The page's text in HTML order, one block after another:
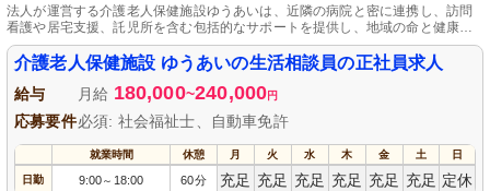
法人が運営する介護老人保健施設ゆうあいは、近隣の病院と密に連携し、訪問
看護や居宅支援、託児所を含む包括的なサポートを提供し、地域の命と健康を
見守ります。
介護老人保健施設 ゆうあいの生活相談員の正社員求人
給与 月給 180,000~240,000円
応募要件必須: 社会福祉士、自動車免許
就業時間 休憩 月 火 水 木 金 土 日
日勤 9:00～ 18:00 60分 充足 充足 充足 充足 充足 充足 定休